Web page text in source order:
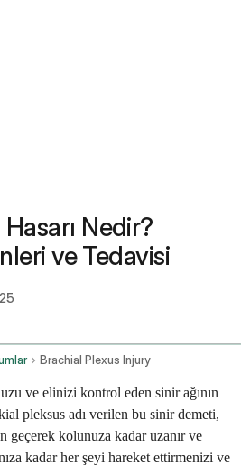
Nedir?
ve Tedavisi
Brachial Plexus Injury
ve elinizi kontrol eden sinir ağının
pleksus adı verilen bu sinir demeti,
kolunuza kadar uzanır ve
kadar her şeyi hareket ettirmenizi ve